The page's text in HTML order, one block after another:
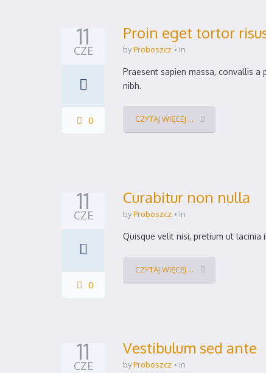
11
CZE
0
Proin eget tortor
byProboszcz in
Praesent sapien massa, convallis
nibh.
CZYTAJ WIĘCEJ ...
11
CZE
0
Curabitur non nulla
byProboszcz in
Quisque velit nisi, pretium ut lacinia
CZYTAJ WIĘCEJ ...
11
CZE
Vestibulum sed ante
byProboszcz in